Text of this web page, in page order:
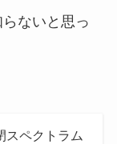
ないと思っ
スペクトラム